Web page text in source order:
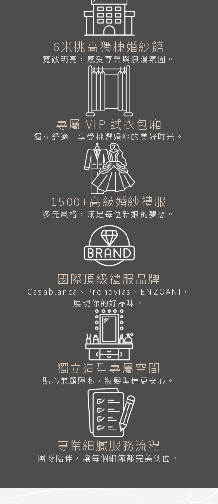
6米挑高獨棟婚紗館
寬敞明亮，感受尊榮與浪漫氛圍。
專屬 VIP 試衣包廂
獨立舒適，享受挑選婚紗的美好時光。
1500+高級婚紗禮服
多元風格，滿足每位新娘的夢想。
國際頂級禮服品牌
Casablanca、Pronovias、ENZOANI，
展現你的好品味。
獨立造型專屬空間
貼心兼顧隱私，妝髮準備更安心。
專業細膩服務流程
團隊陪伴，讓每個細節都完美到位。